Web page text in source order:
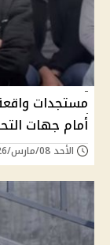
مستجدات
أمام جهات
الأحد 08/مارس/2026 - 11:37 م